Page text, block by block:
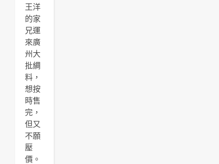
王洋
的家
兄運
來廣
州大
批綢
料，
想按
時售
完，
但又
不願
壓
價。